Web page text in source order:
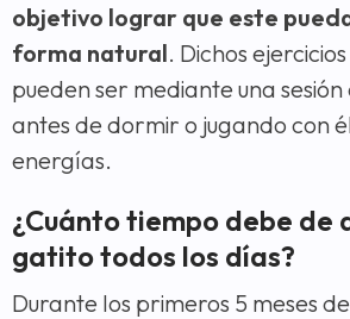
objetivo lograr que este
forma natural. Dichos
pueden ser mediante una sesión
antes de dormir o jugando con
energías.
¿Cuánto tiempo debe de
gatito todos los días?
Durante los primeros 5 meses